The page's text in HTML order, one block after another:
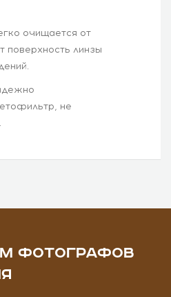
очищается от
поверхность линзы
не
ФОТОГРАФОВ